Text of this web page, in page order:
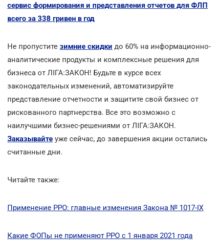
сервис формирования и представления отчетов для ФЛП
всего за 338 гривен в год
Не пропустите зимние скидки до 60% на информационно-
аналитические продукты и комплексные решения для
бизнеса от ЛІГА:ЗАКОН! Будьте в курсе всех
законодательных изменений, автоматизируйте
представление отчетности и защитите свой бизнес от
рискованного партнерства. Все это возможно с
наилучшими бизнес-решениями от ЛІГА:ЗАКОН.
Заказывайте уже сейчас, до завершения акции остались
считанные дни.
Читайте также:
Применение РРО: главные изменения Закона № 1017-ІХ
Какие ФОПы не применяют РРО с 1 января 2021 года